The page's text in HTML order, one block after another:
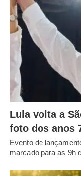
Lula volta a
foto dos anos
Evento de
marcado para as 9h